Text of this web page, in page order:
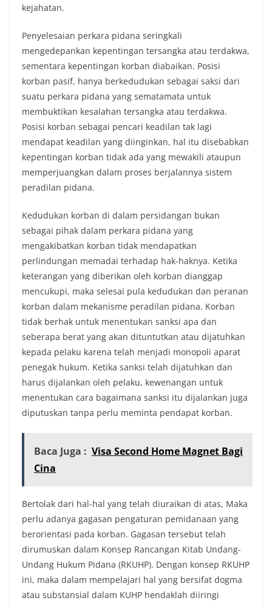
kejahatan.
Penyelesaian perkara pidana seringkali
mengedepankan kepentingan tersangka atau terdakwa,
sementara kepentingan korban diabaikan. Posisi
korban pasif, hanya berkedudukan sebagai saksi dari
suatu perkara pidana yang sematamata untuk
membuktikan kesalahan tersangka atau terdakwa.
Posisi korban sebagai pencari keadilan tak lagi
mendapat keadilan yang diinginkan, hal itu disebabkan
kepentingan korban tidak ada yang mewakili ataupun
memperjuangkan dalam proses berjalannya sistem
peradilan pidana.
Kedudukan korban di dalam persidangan bukan
sebagai pihak dalam perkara pidana yang
mengakibatkan korban tidak mendapatkan
perlindungan memadai terhadap hak-haknya. Ketika
keterangan yang diberikan oleh korban dianggap
mencukupi, maka selesai pula kedudukan dan peranan
korban dalam mekanisme peradilan pidana. Korban
tidak berhak untuk menentukan sanksi apa dan
seberapa berat yang akan dituntutkan atau dijatuhkan
kepada pelaku karena telah menjadi monopoli aparat
penegak hukum. Ketika sanksi telah dijatuhkan dan
harus dijalankan oleh pelaku, kewenangan untuk
menentukan cara bagaimana sanksi itu dijalankan juga
diputuskan tanpa perlu meminta pendapat korban.
Baca Juga : Visa Second Home Magnet Bagi
Cina
Bertolak dari hal-hal yang telah diuraikan di atas, Maka
perlu adanya gagasan pengaturan pemidanaan yang
berorientasi pada korban. Gagasan tersebut telah
dirumuskan dalam Konsep Rancangan Kitab Undang-
Undang Hukum Pidana (RKUHP). Dengan konsep RKUHP
ini, maka dalam mempelajari hal yang bersifat dogma
atau substansial dalam KUHP hendaklah diiringi